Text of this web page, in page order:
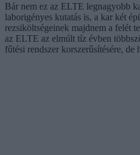
Bár nem ez az ELTE legnagyobb
laborigényes kutatás is, a kar két
rezsiköltségeinek majdnem a felét
az ELTE az elmúlt tíz évben
fűtési rendszer korszerűsítésére, de